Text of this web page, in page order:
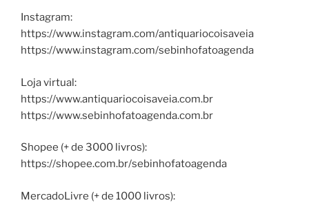
Instagram:
https://www.instagram.com/antiquariocoisaveia
https://www.instagram.com/sebinhofatoagenda
Loja virtual:
https://www.antiquariocoisaveia.com.br
https://www.sebinhofatoagenda.com.br
Shopee (+ de 3000 livros):
https://shopee.com.br/sebinhofatoagenda
MercadoLivre (+ de 1000 livros):